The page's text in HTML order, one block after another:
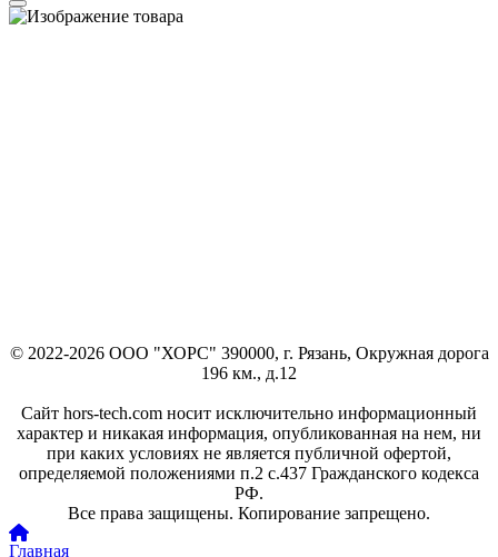
© 2022-2026 ООО "ХОРС" 390000, г. Рязань, Окружная дорога
196 км., д.12
Сайт hors-tech.com носит исключительно информационный
характер и никакая информация, опубликованная на нем, ни
при каких условиях не является публичной офертой,
определяемой положениями п.2 с.437 Гражданского кодекса
РФ.
Все права защищены. Копирование запрещено.
Главная